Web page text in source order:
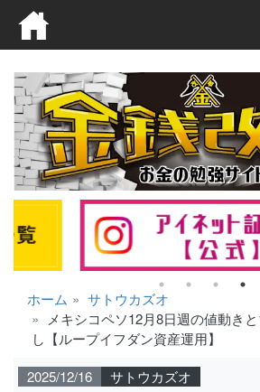
ホーム
サトウカズオ
メキシコペソ12月8日週の値動き
し【ループイフダン資産運用】
2025/12/16
サトウカズオ